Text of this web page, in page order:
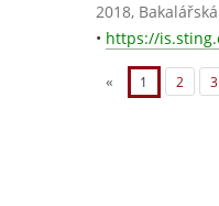
2018,
• https://
« 1 2 3